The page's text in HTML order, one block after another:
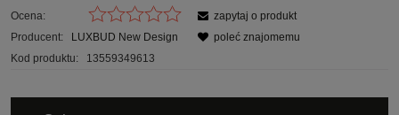
Ocena:
Producent:
LUXBUD New Design
Kod produktu:
13559349613
zapytaj o produkt
poleć znajomemu